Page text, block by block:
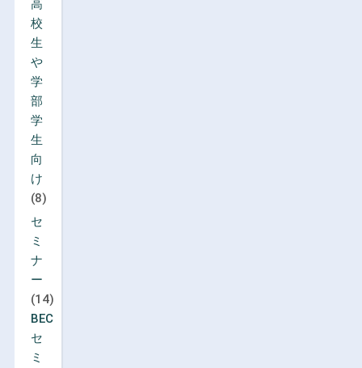
高
校
生
や
学
部
学
生
向
け
(8)
セ
ミ
ナ
ー
(14)
BEC
セ
ミ